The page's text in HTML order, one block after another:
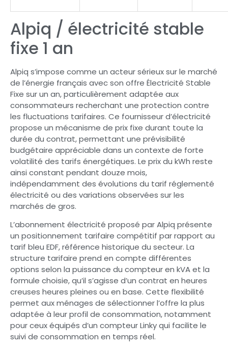
Alpiq / électricité stable
fixe 1 an
Alpiq s’impose comme un acteur sérieux sur le marché
de l’énergie français avec son offre Électricité Stable
Fixe sur un an, particulièrement adaptée aux
consommateurs recherchant une protection contre
les fluctuations tarifaires. Ce fournisseur d’électricité
propose un mécanisme de prix fixe durant toute la
durée du contrat, permettant une prévisibilité
budgétaire appréciable dans un contexte de forte
volatilité des tarifs énergétiques. Le prix du kWh reste
ainsi constant pendant douze mois,
indépendamment des évolutions du tarif réglementé
électricité ou des variations observées sur les
marchés de gros.
L’abonnement électricité proposé par Alpiq présente
un positionnement tarifaire compétitif par rapport au
tarif bleu EDF, référence historique du secteur. La
structure tarifaire prend en compte différentes
options selon la puissance du compteur en kVA et la
formule choisie, qu’il s’agisse d’un contrat en heures
creuses heures pleines ou en base. Cette flexibilité
permet aux ménages de sélectionner l’offre la plus
adaptée à leur profil de consommation, notamment
pour ceux équipés d’un compteur Linky qui facilite le
suivi de consommation en temps réel.